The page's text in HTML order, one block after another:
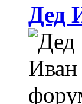
Дед